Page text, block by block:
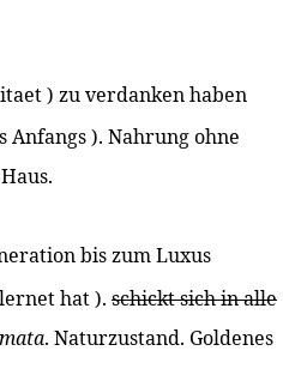
) zu verdanken haben
Anfangs ). Nahrung ohne
bis zum Luxus
hat ). schickt sich in alle
. Naturzustand. Goldenes